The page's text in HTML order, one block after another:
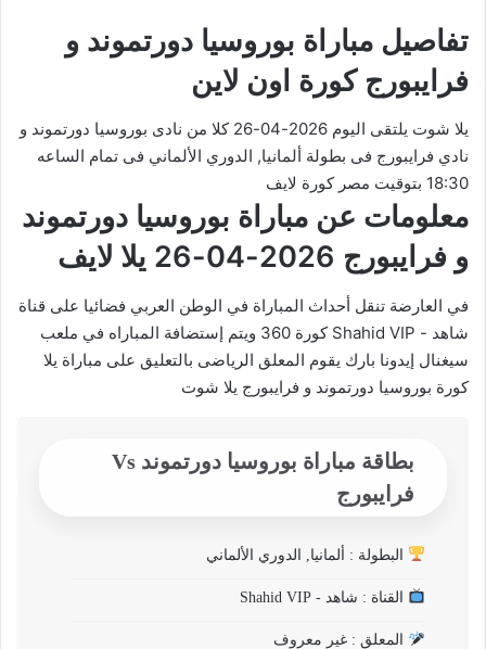
تفاصيل مباراة بوروسيا دورتموند و
فرايبورج كورة اون لاين
يلا شوت يلتقى اليوم 2026-04-26 كلا من نادى بوروسيا دورتموند و
نادي فرايبورج فى بطولة ألمانيا, الدوري الألماني فى تمام الساعه
18:30 بتوقيت مصر كورة لايف
معلومات عن مباراة بوروسيا دورتموند
و فرايبورج 2026-04-26 يلا لايف
في العارضة تنقل أحداث المباراة في الوطن العربي فضائيا على قناة
شاهد - Shahid VIP كورة 360 ويتم إستضافة المباراه في ملعب
سيغنال إيدونا بارك يقوم المعلق الرياضى بالتعليق على مباراة يلا
كورة بوروسيا دورتموند و فرايبورج يلا شوت
بطاقة مباراة بوروسيا دورتموند Vs
فرايبورج
البطولة : ألمانيا, الدوري الألماني
القناة : شاهد - Shahid VIP
المعلق : غير معروف